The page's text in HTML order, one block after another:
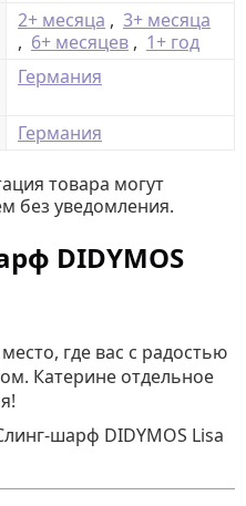
2+ месяца , 3+ месяца
, 6+ месяцев , 1+ год
Германия
Германия
товара могут
без уведомления.
DIDYMOS
где вас с радостью
Катерине отдельное
шарф DIDYMOS Lisa